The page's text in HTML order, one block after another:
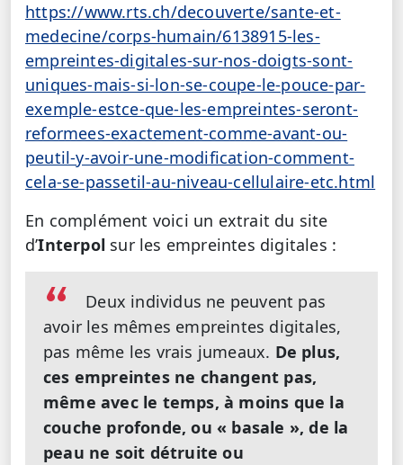
https://www.rts.ch/decouverte/sante-et-
medecine/corps-humain/6138915-les-
empreintes-digitales-sur-nos-doigts-sont-
uniques-mais-si-lon-se-coupe-le-pouce-par-
exemple-estce-que-les-empreintes-seront-
reformees-exactement-comme-avant-ou-
peutil-y-avoir-une-modification-comment-
cela-se-passetil-au-niveau-cellulaire-etc.html
En complément voici un extrait du site
d’Interpol sur les empreintes digitales :
Deux individus ne peuvent pas
avoir les mêmes empreintes digitales,
pas même les vrais jumeaux. De plus,
ces empreintes ne changent pas,
même avec le temps, à moins que la
couche profonde, ou « basale », de la
peau ne soit détruite ou